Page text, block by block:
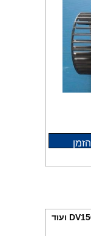
הזמן
מנוע משופץ למייבש כביסה בקו DV1560 ועוד